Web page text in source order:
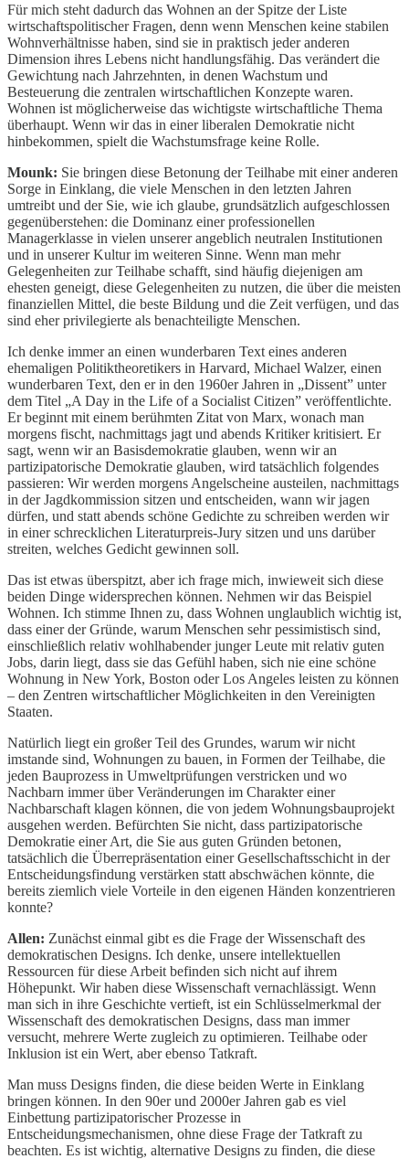
Für mich steht dadurch das Wohnen an der Spitze der Liste
wirtschaftspolitischer Fragen, denn wenn Menschen keine stabilen
Wohnverhältnisse haben, sind sie in praktisch jeder anderen
Dimension ihres Lebens nicht handlungsfähig. Das verändert die
Gewichtung nach Jahrzehnten, in denen Wachstum und
Besteuerung die zentralen wirtschaftlichen Konzepte waren.
Wohnen ist möglicherweise das wichtigste wirtschaftliche Thema
überhaupt. Wenn wir das in einer liberalen Demokratie nicht
hinbekommen, spielt die Wachstumsfrage keine Rolle.
Mounk: Sie bringen diese Betonung der Teilhabe mit einer anderen
Sorge in Einklang, die viele Menschen in den letzten Jahren
umtreibt und der Sie, wie ich glaube, grundsätzlich aufgeschlossen
gegenüberstehen: die Dominanz einer professionellen
Managerklasse in vielen unserer angeblich neutralen Institutionen
und in unserer Kultur im weiteren Sinne. Wenn man mehr
Gelegenheiten zur Teilhabe schafft, sind häufig diejenigen am
ehesten geneigt, diese Gelegenheiten zu nutzen, die über die meisten
finanziellen Mittel, die beste Bildung und die Zeit verfügen, und das
sind eher privilegierte als benachteiligte Menschen.
Ich denke immer an einen wunderbaren Text eines anderen
ehemaligen Politiktheoretikers in Harvard, Michael Walzer, einen
wunderbaren Text, den er in den 1960er Jahren in „Dissent” unter
dem Titel „A Day in the Life of a Socialist Citizen” veröffentlichte.
Er beginnt mit einem berühmten Zitat von Marx, wonach man
morgens fischt, nachmittags jagt und abends Kritiker kritisiert. Er
sagt, wenn wir an Basisdemokratie glauben, wenn wir an
partizipatorische Demokratie glauben, wird tatsächlich folgendes
passieren: Wir werden morgens Angelscheine austeilen, nachmittags
in der Jagdkommission sitzen und entscheiden, wann wir jagen
dürfen, und statt abends schöne Gedichte zu schreiben werden wir
in einer schrecklichen Literaturpreis-Jury sitzen und uns darüber
streiten, welches Gedicht gewinnen soll.
Das ist etwas überspitzt, aber ich frage mich, inwieweit sich diese
beiden Dinge widersprechen können. Nehmen wir das Beispiel
Wohnen. Ich stimme Ihnen zu, dass Wohnen unglaublich wichtig ist,
dass einer der Gründe, warum Menschen sehr pessimistisch sind,
einschließlich relativ wohlhabender junger Leute mit relativ guten
Jobs, darin liegt, dass sie das Gefühl haben, sich nie eine schöne
Wohnung in New York, Boston oder Los Angeles leisten zu können
– den Zentren wirtschaftlicher Möglichkeiten in den Vereinigten
Staaten.
Natürlich liegt ein großer Teil des Grundes, warum wir nicht
imstande sind, Wohnungen zu bauen, in Formen der Teilhabe, die
jeden Bauprozess in Umweltprüfungen verstricken und wo
Nachbarn immer über Veränderungen im Charakter einer
Nachbarschaft klagen können, die von jedem Wohnungsbauprojekt
ausgehen werden. Befürchten Sie nicht, dass partizipatorische
Demokratie einer Art, die Sie aus guten Gründen betonen,
tatsächlich die Überrepräsentation einer Gesellschaftsschicht in der
Entscheidungsfindung verstärken statt abschwächen könnte, die
bereits ziemlich viele Vorteile in den eigenen Händen konzentrieren
konnte?
Allen: Zunächst einmal gibt es die Frage der Wissenschaft des
demokratischen Designs. Ich denke, unsere intellektuellen
Ressourcen für diese Arbeit befinden sich nicht auf ihrem
Höhepunkt. Wir haben diese Wissenschaft vernachlässigt. Wenn
man sich in ihre Geschichte vertieft, ist ein Schlüsselmerkmal der
Wissenschaft des demokratischen Designs, dass man immer
versucht, mehrere Werte zugleich zu optimieren. Teilhabe oder
Inklusion ist ein Wert, aber ebenso Tatkraft.
Man muss Designs finden, die diese beiden Werte in Einklang
bringen können. In den 90er und 2000er Jahren gab es viel
Einbettung partizipatorischer Prozesse in
Entscheidungsmechanismen, ohne diese Frage der Tatkraft zu
beachten. Es ist wichtig, alternative Designs zu finden, die diese